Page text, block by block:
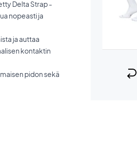
Delta Strap -
nopeasti ja
ja auttaa
kontaktin
pidon sekä